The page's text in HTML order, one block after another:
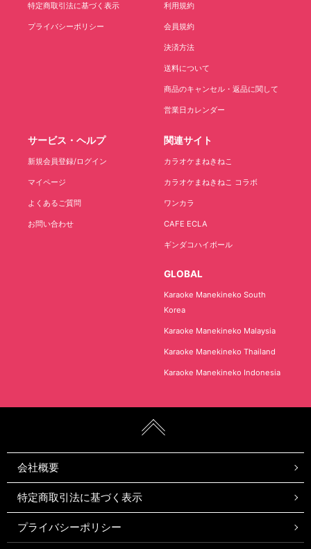
特定商取引法に基づく表示
プライバシーポリシー
利用規約
会員規約
決済方法
送料について
商品のキャンセル・返品に関して
営業日カレンダー
サービス・ヘルプ
新規会員登録/ログイン
マイページ
よくあるご質問
お問い合わせ
関連サイト
カラオケまねきねこ
カラオケまねきねこ コラボ
ワンカラ
CAFE ECLA
ギンダコハイボール
GLOBAL
Karaoke Manekineko South
Korea
Karaoke Manekineko Malaysia
Karaoke Manekineko Thailand
Karaoke Manekineko Indonesia
会社概要
特定商取引法に基づく表示
プライバシーポリシー